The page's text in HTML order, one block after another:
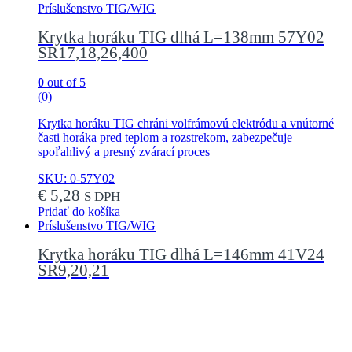
Príslušenstvo TIG/WIG
Krytka horáku TIG dlhá L=138mm 57Y02
SR17,18,26,400
0 out of 5
(0)
Krytka horáku TIG chráni volfrámovú elektródu a vnútorné
časti horáka pred teplom a rozstrekom, zabezpečuje
spoľahlivý a presný zvárací proces
SKU: 0-57Y02
€ 5,28 S DPH
Pridať do košíka
Príslušenstvo TIG/WIG
Krytka horáku TIG dlhá L=146mm 41V24
SR9,20,21